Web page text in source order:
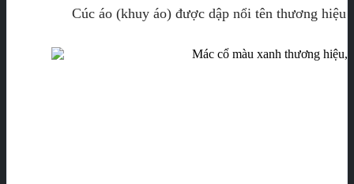
Cúc áo (khuy áo) được dập nổi tên thương hiệu